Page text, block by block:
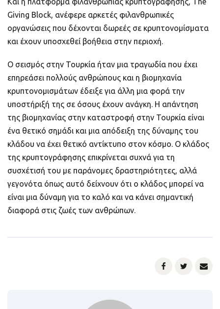
Giving Block, ανέφερε αρκετές φιλανθρωπικές
οργανώσεις που δέχονται δωρεές σε κρυπτονομίσματα
και έχουν υποσχεθεί βοήθεια στην περιοχή.
Ο σεισμός στην Τουρκία ήταν μια τραγωδία που έχει
επηρεάσει πολλούς ανθρώπους και η βιομηχανία
κρυπτονομισμάτων έδειξε για άλλη μια φορά την
υποστήριξή της σε όσους έχουν ανάγκη. Η απάντηση
της βιομηχανίας στην καταστροφή στην Τουρκία είναι
ένα θετικό σημάδι και μια απόδειξη της δύναμης του
κλάδου να έχει θετικό αντίκτυπο στον κόσμο. Ο κλάδος
της κρυπτογράφησης επικρίνεται συχνά για τη
συσχέτισή του με παράνομες δραστηριότητες, αλλά
γεγονότα όπως αυτό δείχνουν ότι ο κλάδος μπορεί να
είναι μια δύναμη για το καλό και να κάνει σημαντική
διαφορά στις ζωές των ανθρώπων.